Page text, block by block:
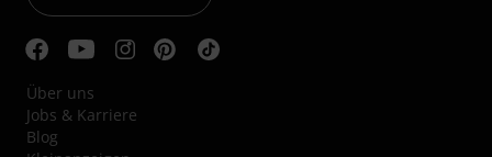
Über uns
Jobs & Karriere
Blog